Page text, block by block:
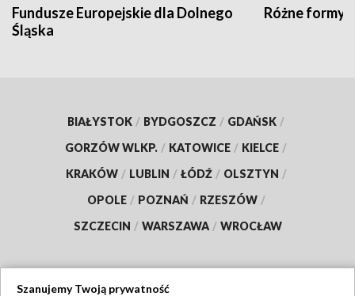
Fundusze Europejskie dla Dolnego
Śląska
Różne formy
BIAŁYSTOK / BYDGOSZCZ / GDAŃSK /
GORZÓW WLKP. / KATOWICE / KIELCE /
KRAKÓW / LUBLIN / ŁÓDŹ / OLSZTYN /
OPOLE / POZNAŃ / RZESZÓW /
SZCZECIN / WARSZAWA / WROCŁAW
Szanujemy Twoją prywatność